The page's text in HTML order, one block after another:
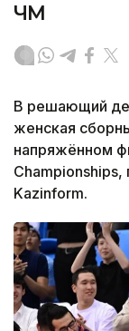
ЧМ
В решающий
женская
напряжённом
Championships,
Kazinform.